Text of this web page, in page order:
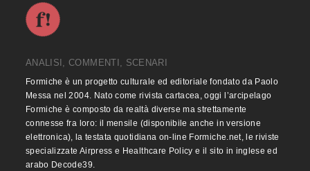
ANALISI, COMMENTI, SCENARI
Formiche è un progetto culturale ed editoriale fondato da Paolo
Messa nel 2004. Nato come rivista cartacea, oggi l’arcipelago
Formiche è composto da realtà diverse ma strettamente
connesse fra loro: il mensile (disponibile anche in versione
elettronica), la testata quotidiana on-line Formiche.net, le riviste
specializzate Airpress e Healthcare Policy e il sito in inglese ed
arabo Decode39.